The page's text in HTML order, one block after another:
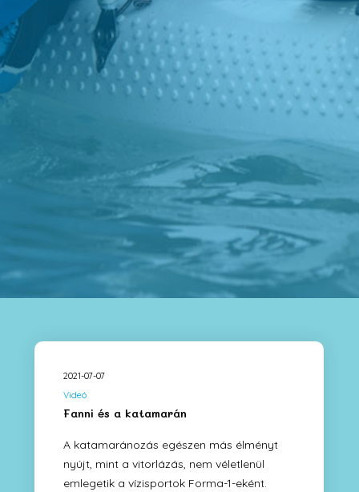
2021-07-07
Videó
Fanni és a katamarán
A katamaránozás egészen más élményt
nyújt, mint a vitorlázás, nem véletlenül
emlegetik a vízisportok Forma-1-eként.